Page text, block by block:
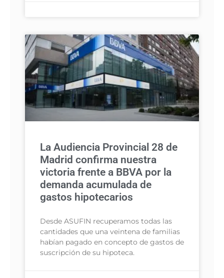
La Audiencia Provincial 28 de
Madrid confirma nuestra
victoria frente a BBVA por la
demanda acumulada de
gastos hipotecarios
Desde ASUFIN recuperamos todas las
cantidades que una veintena de familias
habían pagado en concepto de gastos de
suscripción de su hipoteca.